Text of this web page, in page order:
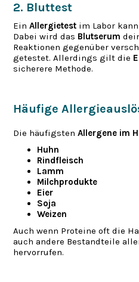
2. Bluttest
EinAllergietest im Labor
Dabei wird das Blutserum
Reaktionen gegenüber
getestet. Allerdings gilt die
sicherere Methode.
Häufige
Die häufigstenAllergene im
Huhn
Rindfleisch
Lamm
Milchprodukte
Eier
Soja
Weizen
Auch wenn Proteine oft die
auch andere Bestandteile
hervorrufen.